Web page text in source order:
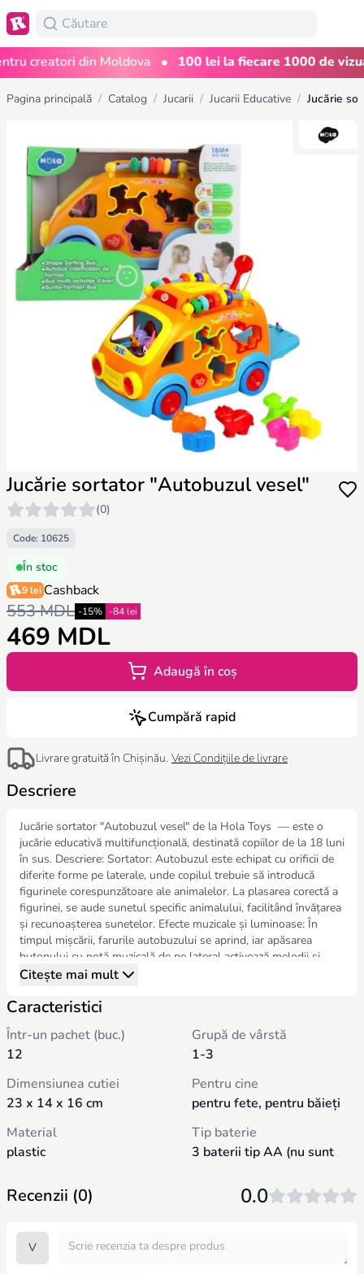
creatori din Moldova • 100 lei la fiecare 1000 de
Pagina principală / Catalog / Jucarii / Jucarii Educative /
Jucărie sortator "Autobuzul vesel"
(0)
Code: 10625
În stoc
9 lei Cashback
553 MDL -15% -84 lei
469 MDL
Adaugă în coș
Cumpără rapid
Livrare gratuită în Chișinău. Vezi Condițiile de livrare
Descriere
Jucărie sortator "Autobuzul vesel" de la Hola Toys — este o
jucărie educativă multifuncțională, destinată copiilor de la 18 luni
în sus. Descriere: Sortator: Autobuzul este echipat cu orificii de
diferite forme pe laterale, unde copilul trebuie să introducă
figurinele corespunzătoare ale animalelor. La plasarea corectă a
figurinei, se aude sunetul specific animalului, facilitând învățarea
și recunoașterea sunetelor. Efecte muzicale și luminoase: În
timpul mișcării, farurile autobuzului se aprind, iar apăsarea
butonului cu notă muzicală de pe lateral activează melodii și
cântece vesele, făcând jocul mai captivant. Mișcare: Autobuzul își
obstacolelor, încurajând copilul să-l urmeze, ceea ce contribuie la
Elemente suplimentare: Pe acoperișul autobuzului sunt plasate
mărgele colorate, ajutând la învățarea bazelor aritmeticii, iar în
motricității. Avantaje: Dezvoltarea abilităților: Jucăria contribuie la
dezvoltarea motricității fine, coordonării mână-ochi, abilităților de
Învățare prin joc: Ajută copilul să învețe formele, culorile,
sunetele animalelor și bazele numărătorii într-un mod distractiv.
Citește mai mult
Caracteristici
Într-un pachet (buc.)
12
Grupă de vârstă
1-3
Dimensiunea cutiei
23 x 14 x 16 cm
Pentru cine
pentru fete, pentru băieți
Material
plastic
Tip baterie
3 baterii tip AA (nu sunt
Recenzii (0) 0.0
V